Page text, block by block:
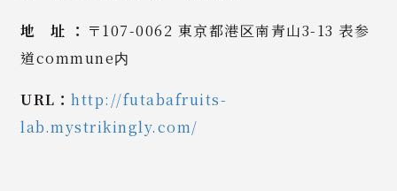
地 址 ： 〒107-0062 東京都港区南青山3-13 表参
道commune内
URL：http://futabafruits-
lab.mystrikingly.com/